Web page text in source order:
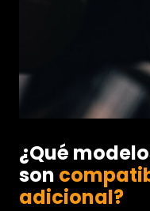
¿Qué
son
adicional?